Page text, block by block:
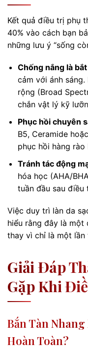
Kết quả điều trị phụ
40% vào cách bạn
những lưu ý “sống
Chống nắng là
cảm với ánh
rộng (Broad
chắn vật lý kỹ
Phục hồi chuyên
B5, Ceramide
phục hồi hàng rào
Tránh tác động
hóa học (AHA/
tuần đầu sau điều
Việc duy trì làn da
hiểu rằng đây là một
thay vì chỉ là một lần
Giải Đáp
Gặp Khi
Bắn Tàn
Hoàn Toàn?